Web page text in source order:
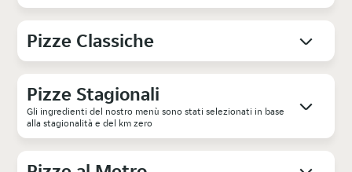
Pizze Classiche
Pizze Stagionali
Gli ingredienti del nostro menù sono stati selezionati in base
alla stagionalità e del km zero